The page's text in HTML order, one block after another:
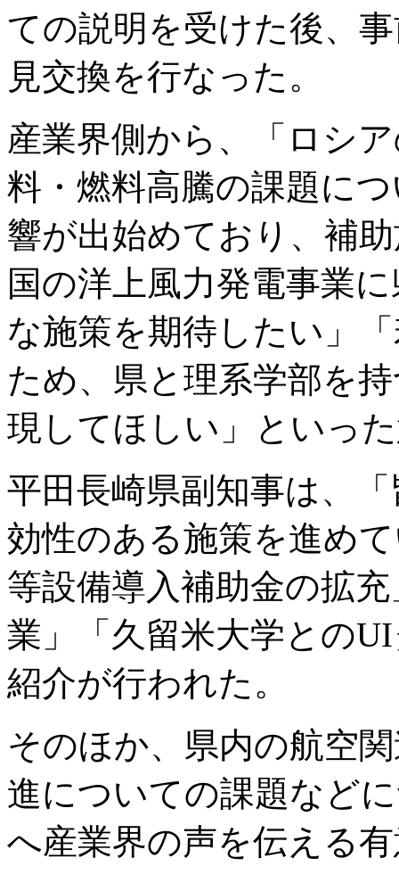
ての説明を受けた後、
見交換を行なった。
産業界側から、「ロシ
料・燃料高騰の課題に
響が出始めており、補
国の洋上風力発電事業
な施策を期待したい」
ため、県と理系学部を
現してほしい」といっ
平田長崎県副知事は、
効性のある施策を進め
等設備導入補助金の拡
業」「久留米大学との
紹介が行われた。
そのほか、県内の航空
進についての課題など
へ産業界の声を伝える